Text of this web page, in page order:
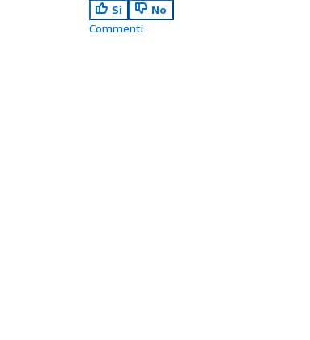
Sì
No
Commenti